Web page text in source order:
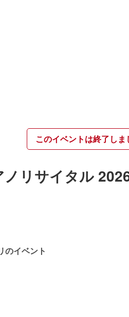
このイベントは終了しま
リサイタル
のイベント